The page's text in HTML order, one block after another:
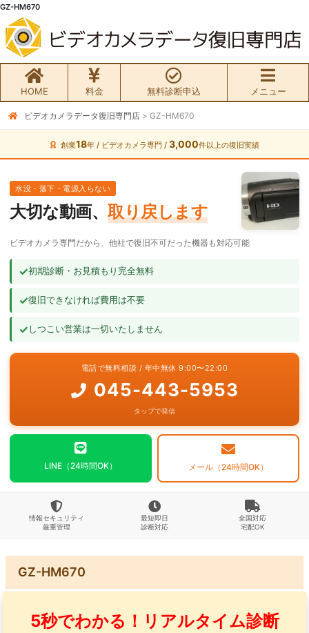
GZ-HM670
HOME 料金 無料診断申込 メニュー
無料初期診断お申込み
ビデオカメラ データ復旧HOME
料金・メニュー
お客様の声
ビデオカメラ復旧成功事例
ビデオカメラデータ復旧専門店 > GZ-HM670
創業18年 / ビデオカメラ専門 / 3,000件以上の復旧実績
水没・落下・電源入らない
大切な動画、 取り戻します
ビデオカメラ専門だから、他社で復旧不可だった機器も対応可能
✓初期診断・お見積もり完全無料
✓復旧できなければ費用は不要
✓しつこい営業は一切いたしません
電話で無料相談 / 年中無休 9:00〜22:00
045-443-5953
タップで発信
LINE（24時間OK） メール（24時間OK）
情報セキュリティ
厳重管理
最短即日
診断対応
全国対応
宅配OK
GZ-HM670
5秒でわかる！リアルタイム診断